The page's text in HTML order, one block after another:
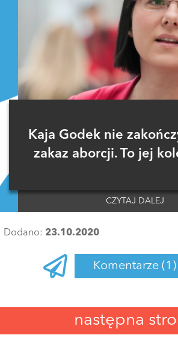
Kaja Godek nie
zakaz aborcji. To jej
CZYTAJ DALEJ
Dodano: 23.10.2020
Komentarze (1)
następna